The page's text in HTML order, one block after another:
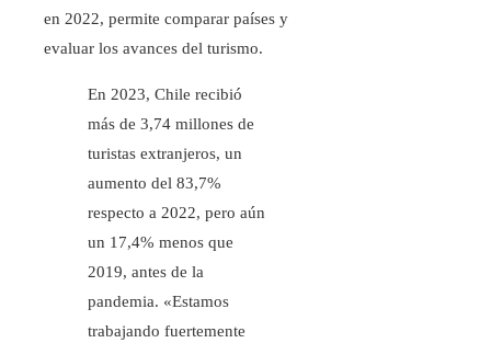
en 2022, permite comparar países y
evaluar los avances del turismo.
En 2023, Chile recibió
más de 3,74 millones de
turistas extranjeros, un
aumento del 83,7%
respecto a 2022, pero aún
un 17,4% menos que
2019, antes de la
pandemia. «Estamos
trabajando fuertemente